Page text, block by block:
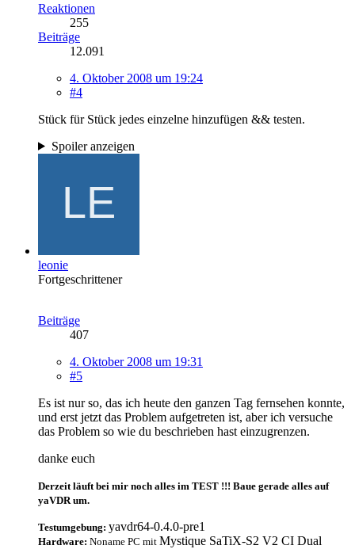
Reaktionen
255
Beiträge
12.091
4. Oktober 2008 um 19:24
#4
Stück für Stück jedes einzelne hinzufügen && testen.
Spoiler anzeigen
leonie
Fortgeschrittener
Beiträge
407
4. Oktober 2008 um 19:31
#5
Es ist nur so, das ich heute den ganzen Tag fernsehen konnte,
und erst jetzt das Problem aufgetreten ist, aber ich versuche
das Problem so wie du beschrieben hast einzugrenzen.
danke euch
Derzeit läuft bei mir noch alles im TEST !!! Baue gerade alles auf
yaVDR um.
Testumgebung: yavdr64-0.4.0-pre1
Hardware: Noname PC mit Mystique SaTiX-S2 V2 CI Dual